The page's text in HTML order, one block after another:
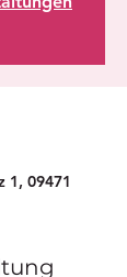
1, 09471